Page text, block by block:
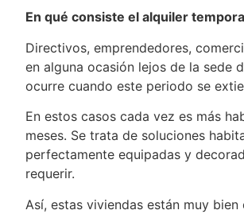
En qué consiste el alquiler
Directivos, emprendedores,
en alguna ocasión lejos de la sede
ocurre cuando este periodo se
En estos casos cada vez es más
meses. Se trata de soluciones
perfectamente equipadas y
requerir.
Así, estas viviendas están muy